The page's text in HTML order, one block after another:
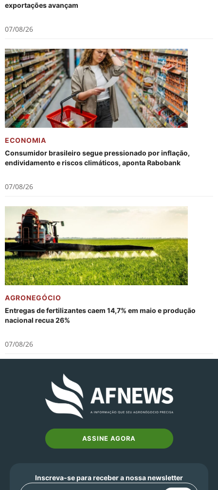
exportações avançam
07/08/26
ECONOMIA
Consumidor brasileiro segue pressionado por inflação,
endividamento e riscos climáticos, aponta Rabobank
07/08/26
AGRONEGÓCIO
Entregas de fertilizantes caem 14,7% em maio e produção
nacional recua 26%
07/08/26
ASSINE AGORA
Inscreva-se para receber a nossa newsletter